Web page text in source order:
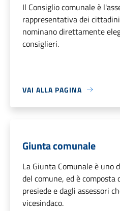
Il Consiglio comunale è
rappresentativa dei
nominano direttamente
consiglieri.
VAI ALLA PAGINA
Giunta comunale
La Giunta Comunale è uno
del comune, ed è composta
presiede e dagli assessori
vicesindaco.